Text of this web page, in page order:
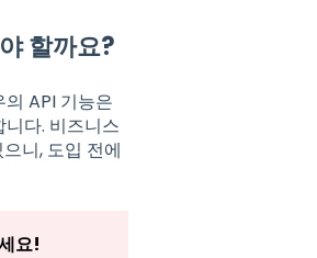
할까요?
API 기능은
다. 비즈니스
니, 도입 전에
요!